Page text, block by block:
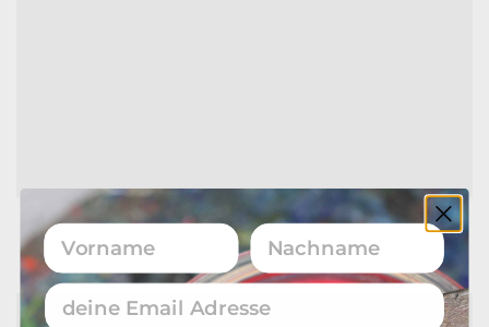
Schreibheft Feder
10,90 €
Vorname Nachname
Email